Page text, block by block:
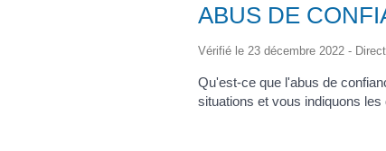
ABUS DE
Vérifié le 23 décembre 2022 -
Qu'est-ce que l'abus de
situations et vous indiquons les